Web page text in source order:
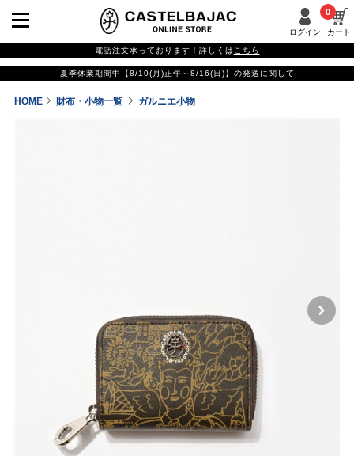
ログイン カート
0
電話注文承っております！詳しくは こちら
夏季休業期間中【8/10(月)正午～8/16(日)】の発送に関して
HOME 財布・小物一覧 ガルニエ小物